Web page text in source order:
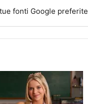
fonti Google preferite